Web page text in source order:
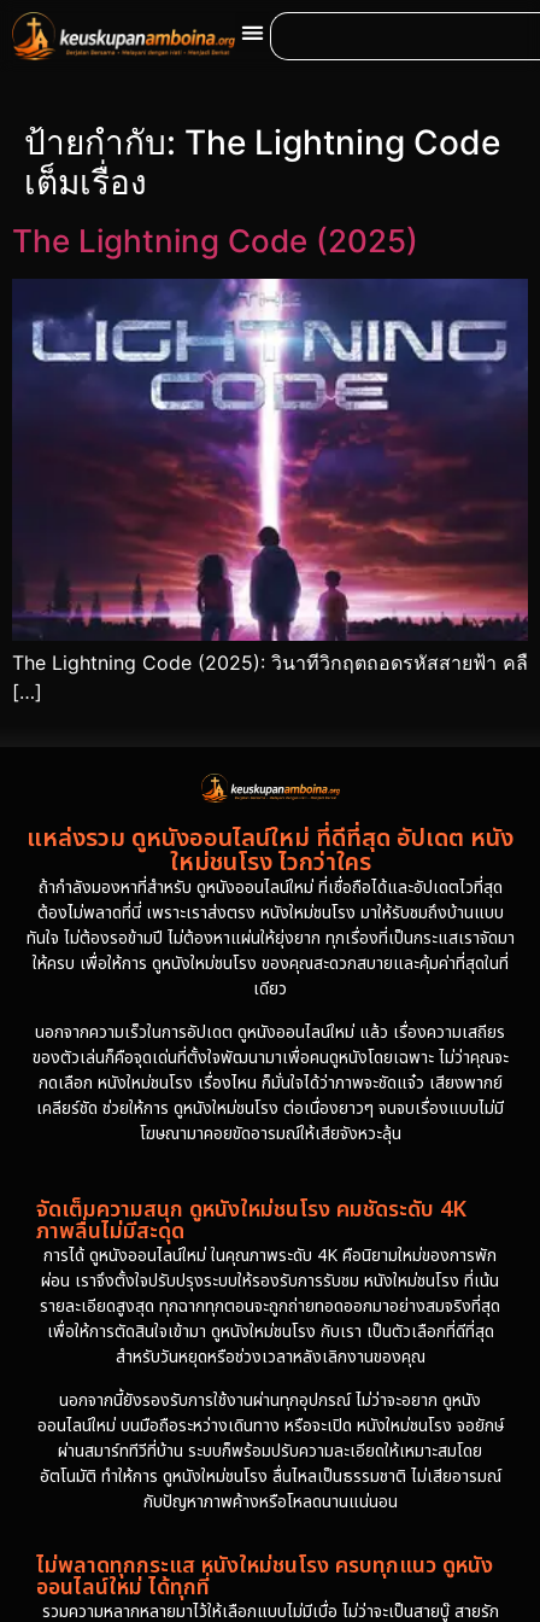
ป้ายกำกับ: The Lightning Code
เต็มเรื่อง
The Lightning Code (2025)
The Lightning Code (2025): วินาทีวิกฤตถอดรหัสสายฟ้า คลื
[…]
แหล่งรวม ดูหนังออนไลน์ใหม่ ที่ดีที่สุด อัปเดต หนัง
ใหม่ชนโรง ไวกว่าใคร
ถ้ากำลังมองหาที่สำหรับ ดูหนังออนไลน์ใหม่ ที่เชื่อถือได้และอัปเดตไวที่สุด
ต้องไม่พลาดที่นี่ เพราะเราส่งตรง หนังใหม่ชนโรง มาให้รับชมถึงบ้านแบบ
ทันใจ ไม่ต้องรอข้ามปี ไม่ต้องหาแผ่นให้ยุ่งยาก ทุกเรื่องที่เป็นกระแสเราจัดมา
ให้ครบ เพื่อให้การ ดูหนังใหม่ชนโรง ของคุณสะดวกสบายและคุ้มค่าที่สุดในที่
เดียว
นอกจากความเร็วในการอัปเดต ดูหนังออนไลน์ใหม่ แล้ว เรื่องความเสถียร
ของตัวเล่นก็คือจุดเด่นที่ตั้งใจพัฒนามาเพื่อคนดูหนังโดยเฉพาะ ไม่ว่าคุณจะ
กดเลือก หนังใหม่ชนโรง เรื่องไหน ก็มั่นใจได้ว่าภาพจะชัดแจ๋ว เสียงพากย์
เคลียร์ชัด ช่วยให้การ ดูหนังใหม่ชนโรง ต่อเนื่องยาวๆ จนจบเรื่องแบบไม่มี
โฆษณามาคอยขัดอารมณ์ให้เสียจังหวะลุ้น
จัดเต็มความสนุก ดูหนังใหม่ชนโรง คมชัดระดับ 4K
ภาพลื่นไม่มีสะดุด
การได้ ดูหนังออนไลน์ใหม่ ในคุณภาพระดับ 4K คือนิยามใหม่ของการพัก
ผ่อน เราจึงตั้งใจปรับปรุงระบบให้รองรับการรับชม หนังใหม่ชนโรง ที่เน้น
รายละเอียดสูงสุด ทุกฉากทุกตอนจะถูกถ่ายทอดออกมาอย่างสมจริงที่สุด
เพื่อให้การตัดสินใจเข้ามา ดูหนังใหม่ชนโรง กับเรา เป็นตัวเลือกที่ดีที่สุด
สำหรับวันหยุดหรือช่วงเวลาหลังเลิกงานของคุณ
นอกจากนี้ยังรองรับการใช้งานผ่านทุกอุปกรณ์ ไม่ว่าจะอยาก ดูหนัง
ออนไลน์ใหม่ บนมือถือระหว่างเดินทาง หรือจะเปิด หนังใหม่ชนโรง จอยักษ์
ผ่านสมาร์ททีวีที่บ้าน ระบบก็พร้อมปรับความละเอียดให้เหมาะสมโดย
อัตโนมัติ ทำให้การ ดูหนังใหม่ชนโรง ลื่นไหลเป็นธรรมชาติ ไม่เสียอารมณ์
กับปัญหาภาพค้างหรือโหลดนานแน่นอน
ไม่พลาดทุกกระแส หนังใหม่ชนโรง ครบทุกแนว ดูหนัง
ออนไลน์ใหม่ ได้ทุกที่
รวมความหลากหลายมาไว้ให้เลือกแบบไม่มีเบื่อ ไม่ว่าจะเป็นสายบู๊ สายรัก